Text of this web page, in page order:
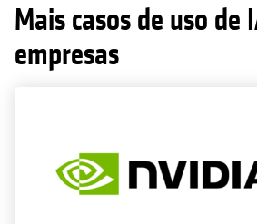
Mais casos de uso de
empresas